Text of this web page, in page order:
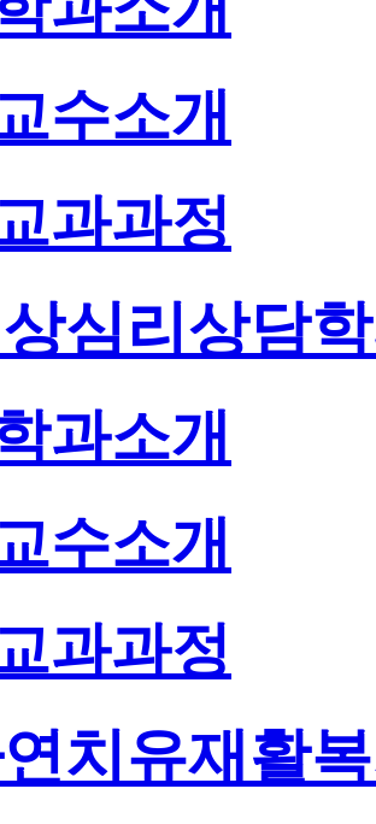
수소개
과과정
심리상담
과소개
수소개
과과정
치유재활